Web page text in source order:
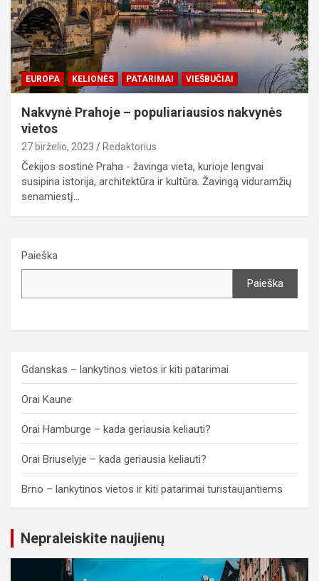
EUROPA KELIONĖS PATARIMAI VIEŠBUČIAI
Nakvynė Prahoje – populiariausios nakvynės
vietos
27 birželio, 2023 Redaktorius
Čekijos sostinė Praha - žavinga vieta, kurioje lengvai
susipina istorija, architektūra ir kultūra. Žavingą viduramžių
senamiestį…
Paieška
Paieška
Gdanskas – lankytinos vietos ir kiti patarimai
Orai Kaune
Orai Hamburge – kada geriausia keliauti?
Orai Briuselyje – kada geriausia keliauti?
Brno – lankytinos vietos ir kiti patarimai turistaujantiems
Nepraleiskite naujienų